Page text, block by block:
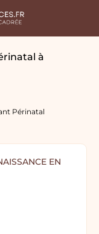
à
Périnatal
EN